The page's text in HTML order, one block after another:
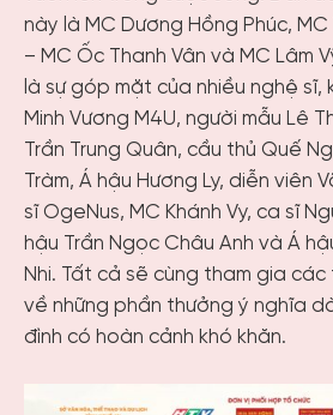
này là MC Dương Hồng Phúc, MC
– MC Ốc Thanh Vân và MC Lâm
là sự góp mặt của nhiều nghệ sĩ,
Minh Vương M4U, người mẫu Lê
Trần Trung Quân, cầu thủ Quế
Tràm, Á hậu Hương Ly, diễn viên
sĩ OgeNus, MC Khánh Vy, ca sĩ
hậu Trần Ngọc Châu Anh và Á
Nhi. Tất cả sẽ cùng tham gia
về những phần thưởng ý nghĩa
đình có hoàn cảnh khó khăn.